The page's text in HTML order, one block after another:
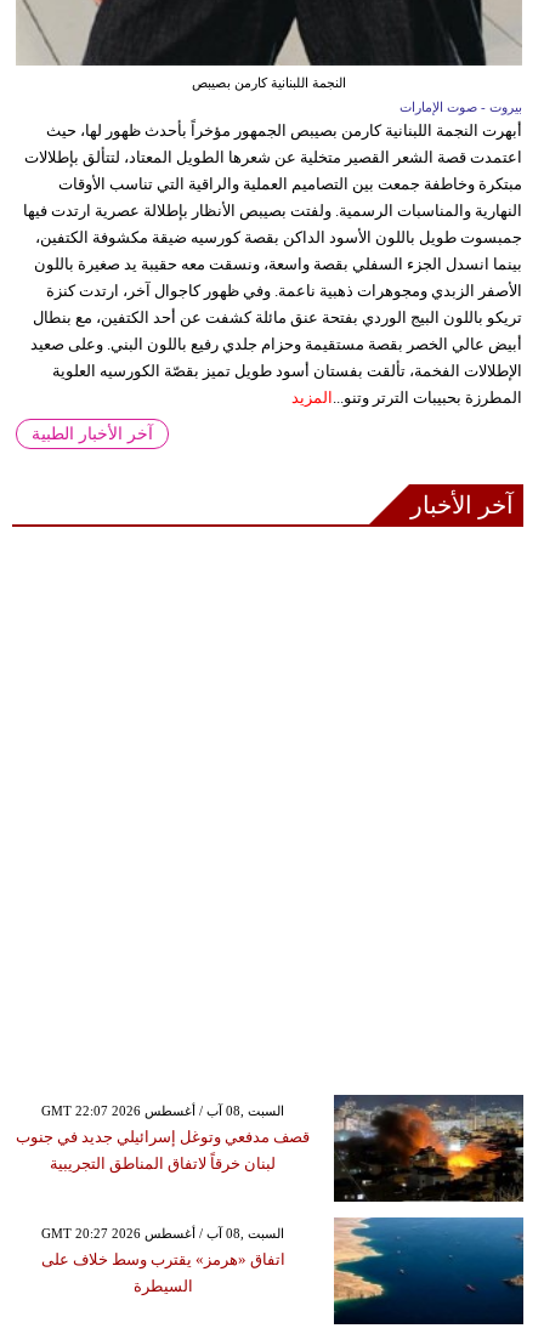
النجمة اللبنانية كارمن بصيبص
بيروت - صوت الإمارات
أبهرت النجمة اللبنانية كارمن بصيبص الجمهور مؤخراً بأحدث ظهور لها، حيث
اعتمدت قصة الشعر القصير متخلية عن شعرها الطويل المعتاد، لتتألق بإطلالات
مبتكرة وخاطفة جمعت بين التصاميم العملية والراقية التي تناسب الأوقات
النهارية والمناسبات الرسمية. ولفتت بصيبص الأنظار بإطلالة عصرية ارتدت فيها
جمبسوت طويل باللون الأسود الداكن بقصة كورسيه ضيقة مكشوفة الكتفين،
بينما انسدل الجزء السفلي بقصة واسعة، ونسقت معه حقيبة يد صغيرة باللون
الأصفر الزبدي ومجوهرات ذهبية ناعمة. وفي ظهور كاجوال آخر، ارتدت كنزة
تريكو باللون البيج الوردي بفتحة عنق مائلة كشفت عن أحد الكتفين، مع بنطال
أبيض عالي الخصر بقصة مستقيمة وحزام جلدي رفيع باللون البني. وعلى صعيد
الإطلالات الفخمة، تألقت بفستان أسود طويل تميز بقصّة الكورسيه العلوية
المطرزة بحبيبات الترتر وتنو... المزيد
آخر الأخبار الطبية
آخر الأخبار
GMT 22:07 2026 السبت ,08 آب / أغسطس
قصف مدفعي وتوغل إسرائيلي جديد في جنوب
لبنان خرقاً لاتفاق المناطق التجريبية
GMT 20:27 2026 السبت ,08 آب / أغسطس
اتفاق «هرمز» يقترب وسط خلاف على
السيطرة